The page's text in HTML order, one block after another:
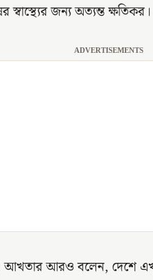
জন্য অত্যন্ত ক্ষতিকর।
ADVERTISEMENTS
আখতার আরও বলেন, দেশে